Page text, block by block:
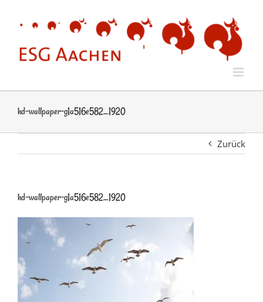
springen
hd-wallpaper-g1a516e582_1920
Zurück
hd-wallpaper-g1a516e582_1920